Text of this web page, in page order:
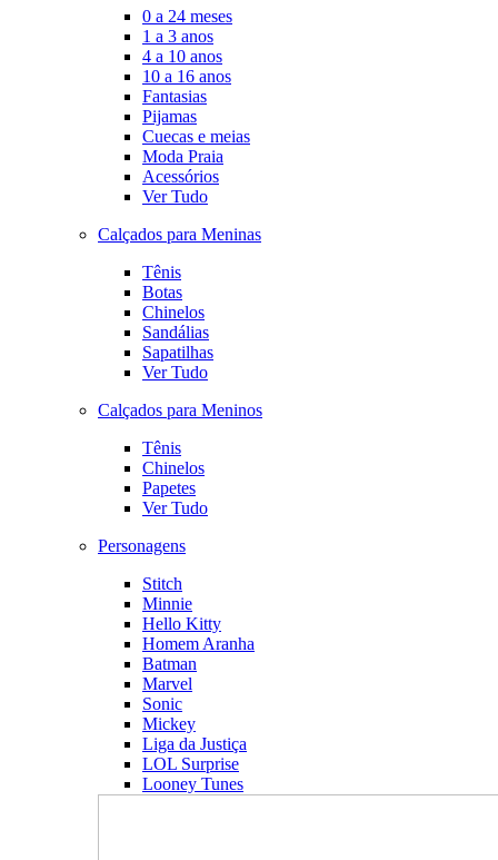
0 a 24 meses
1 a 3 anos
4 a 10 anos
10 a 16 anos
Fantasias
Pijamas
Cuecas e meias
Moda Praia
Acessórios
Ver Tudo
Calçados para Meninas
Tênis
Botas
Chinelos
Sandálias
Sapatilhas
Ver Tudo
Calçados para Meninos
Tênis
Chinelos
Papetes
Ver Tudo
Personagens
Stitch
Minnie
Hello Kitty
Homem Aranha
Batman
Marvel
Sonic
Mickey
Liga da Justiça
LOL Surprise
Looney Tunes